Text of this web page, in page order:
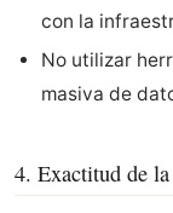
con la
No utilizar
masiva de
4. Exactitud de